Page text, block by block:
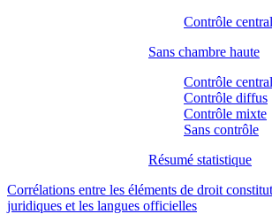
Contrôle
Sans chambre haute
Contrôle
Contrôle diffus
Contrôle mixte
Sans contrôle
Résumé statistique
Corrélations entre les éléments de droit
juridiques et les langues officielles